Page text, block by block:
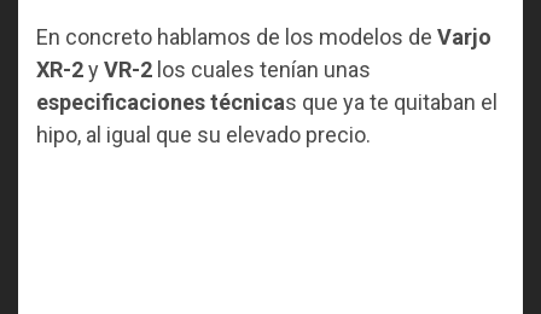
En concreto hablamos de los modelos de Varjo
XR-2yVR-2 los cuales tenían unas
especificaciones técnicas que ya te quitaban el
hipo, al igual que su elevado precio.